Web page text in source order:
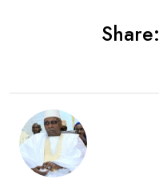
Share: